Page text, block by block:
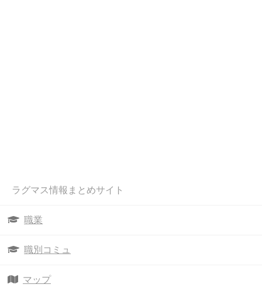
ラグマス情報まとめサイト
職業
職別コミュ
マップ